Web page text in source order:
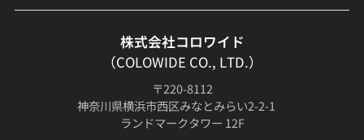
株式会社コロワイド
（COLOWIDE CO., LTD.）
〒220-8112
神奈川県横浜市西区みなとみらい2-2-1
ランドマークタワー 12F